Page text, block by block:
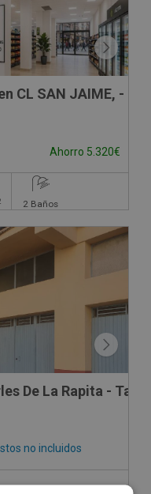
CL SAN JAIME, -
Ahorro 5.320€
2 Baños
De La Rapita -
no incluidos